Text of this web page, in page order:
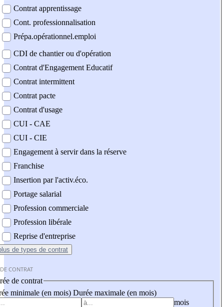
Contrat apprentissage
Cont. professionnalisation
Prépa.opérationnel.emploi
CDI de chantier ou d'opération
Contrat d'Engagement Educatif
Contrat intermittent
Contrat pacte
Contrat d'usage
CUI - CAE
CUI - CIE
Engagement à servir dans la réserve
Franchise
Insertion par l'activ.éco.
Portage salarial
Profession commerciale
Profession libérale
Reprise d'entreprise
de types de contrat
CONTRAT
de contrat
minimale (en mois) Durée maximale (en mois)
mois